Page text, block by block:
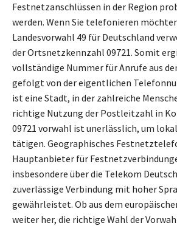
Festnetzanschlüssen in der Region
werden. Wenn Sie telefonieren
Landesvorwahl 49 für Deutschland
der Ortsnetzkennzahl 09721. Somit
vollständige Nummer für Anrufe aus
gefolgt von der eigentlichen
ist eine Stadt, in der zahlreiche
richtige Nutzung der Postleitzahl in
09721 vorwahl ist unerlässlich, um
tätigen. Geographisches
Hauptanbieter für
insbesondere über die Telekom
zuverlässige Verbindung mit hoher
gewährleistet. Ob aus dem
weiter her, die richtige Wahl der